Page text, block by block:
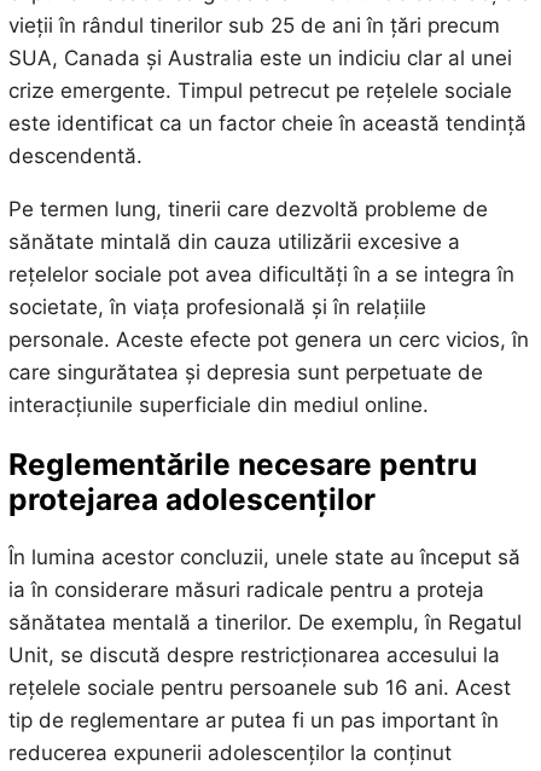
vieții în rândul tinerilor sub 25 de ani în țări precum
SUA, Canada și Australia este un indiciu clar al unei
crize emergente. Timpul petrecut pe rețelele sociale
este identificat ca un factor cheie în această tendință
descendentă.
Pe termen lung, tinerii care dezvoltă probleme de
sănătate mintală din cauza utilizării excesive a
rețelelor sociale pot avea dificultăți în a se integra în
societate, în viața profesională și în relațiile
personale. Aceste efecte pot genera un cerc vicios, în
care singurătatea și depresia sunt perpetuate de
interacțiunile superficiale din mediul online.
Reglementările necesare pentru
protejarea adolescenților
În lumina acestor concluzii, unele state au început să
ia în considerare măsuri radicale pentru a proteja
sănătatea mentală a tinerilor. De exemplu, în Regatul
Unit, se discută despre restricționarea accesului la
rețelele sociale pentru persoanele sub 16 ani. Acest
tip de reglementare ar putea fi un pas important în
reducerea expunerii adolescenților la conținut